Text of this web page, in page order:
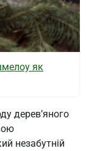
як
дерев’яного
незабутній